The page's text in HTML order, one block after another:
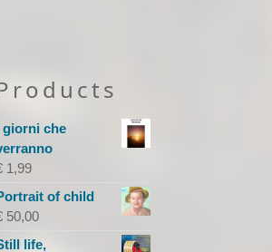
giorni che
1,99
of child
50,00
life,